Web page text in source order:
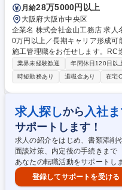
月給28万5000円以上
大阪府大阪市中央区
企業名 株式会社金山工務店 求人名 ★未経験歓迎【建築施工管理】年収45
0万円以上／長期キャリア形成可能 仕事の内容 総合建設業を行う当
施工管理職をお任せします。RC
の店舗、工場、倉庫などの建築施工管
は】まずは現場にて、施工管理
す。OJTと4月には約2か月間の
育体制があるのでご安心くださ
の管理 ■協力会社との打ち合わ
施工図作成など ★将来的には設
も可能です。 募集職種 ★未経験歓迎【建築施工管理】年収450万円以上／
長期キャリア形成可能
業界未経験歓迎 年間休日120日以
時短勤務あり
退職金あり 在宅
求人探しから 入社
サポートします！
求人の紹介をはじめ、書類添削
面談対策、内定後の手続きまで
あなたの転職活動をサポートし
登録してサポートを受ける